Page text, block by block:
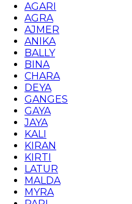
AGARI
AGRA
AJMER
ANIKA
BALLY
BINA
CHARA
DEYA
GANGES
GAYA
JAYA
KALI
KIRAN
KIRTI
LATUR
MALDA
MYRA